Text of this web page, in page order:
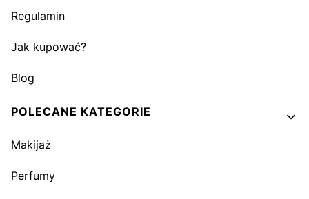
Regulamin
Jak kupować?
Blog
POLECANE KATEGORIE
Makijaż
Perfumy